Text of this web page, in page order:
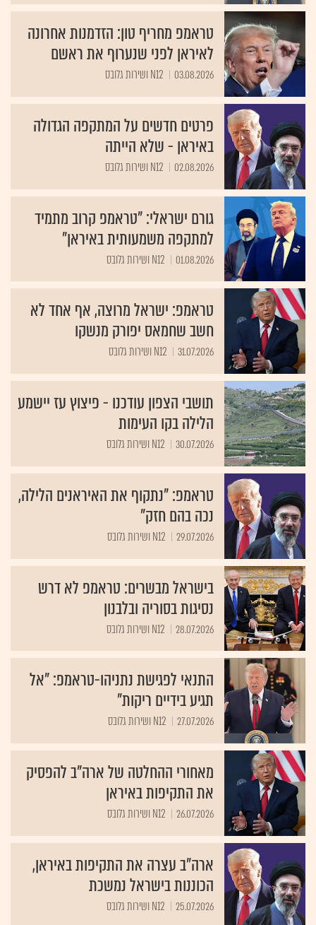
טראמפ מחריף טון: הזדמנות אחרונה
לאיראן לפני שנערוף את ראשם
03.08.2026 N12 ושירות גלובס
פרטים חדשים על המתקפה הגדולה
באיראן - שלא הייתה
02.08.2026 N12 ושירות גלובס
גורם ישראלי: "טראמפ קרוב מתמיד
למתקפה משמעותית באיראן"
01.08.2026 N12 ושירות גלובס
טראמפ: ישראל מרוצה, אף אחד לא
חשב שחמאס יפורק מנשקו
31.07.2026 N12 ושירות גלובס
תושבי הצפון עודכנו - פיצוץ עז יישמע
הלילה בקו העימות
30.07.2026 N12 ושירות גלובס
טראמפ: "נתקוף את האיראנים הלילה,
נכה בהם חזק"
29.07.2026 N12 ושירות גלובס
בישראל מבשרים: טראמפ לא דרש
נסיגות בסוריה ובלבנון
28.07.2026 N12 ושירות גלובס
התנאי לפגישת נתניהו-טראמפ: "אל
תגיע בידיים ריקות"
27.07.2026 N12 ושירות גלובס
מאחורי ההחלטה של ארה"ב להפסיק
את התקיפות באיראן
26.07.2026 N12 ושירות גלובס
ארה"ב עצרה את התקיפות באיראן,
הכוננות בישראל נמשכת
25.07.2026 N12 ושירות גלובס